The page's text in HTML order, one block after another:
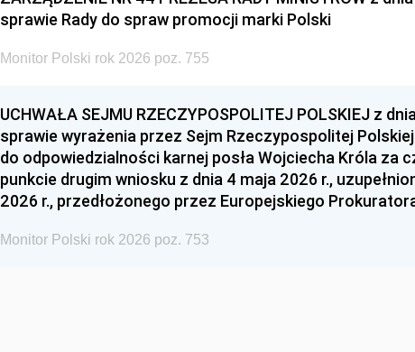
sprawie Rady do spraw promocji marki Polski
Monitor Polski rok 2026 poz. 755
UCHWAŁA SEJMU RZECZYPOSPOLITEJ POLSKIEJ z
sprawie wyrażenia przez Sejm Rzeczypospolitej
do odpowiedzialności karnej posła Wojciecha Króla za
punkcie drugim wniosku z dnia 4 maja 2026 r.,
2026 r., przedłożonego przez Europejskiego
Monitor Polski rok 2026 poz. 753